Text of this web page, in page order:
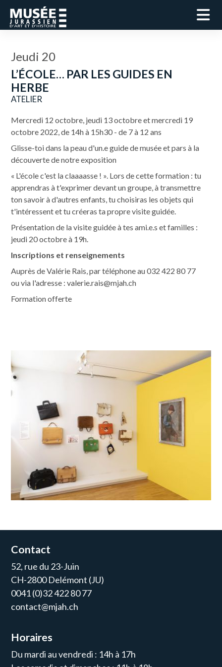
Jeudi 20
L’ÉCOLE… PAR LES GUIDES EN
HERBE
ATELIER
Mercredi 12 octobre, jeudi 13 octobre et mercredi 19
octobre 2022, de 14h à 15h30 - de 7 à 12 ans
Glisse-toi dans la peau d'un.e guide de musée et pars à la
découverte de notre exposition
« L'école c'est la claaaasse ! ». Lors de cette formation : tu
apprendras à t'exprimer devant un groupe, à transmettre
ton savoir à d'autres enfants, tu choisiras les objets qui
t'intéressent et tu créeras ta propre visite guidée.
Présentation de la visite guidée à tes ami.e.s et familles :
jeudi 20 octobre à 19h.
Inscriptions et renseignements
Auprès de Valérie Rais, par téléphone au 032 422 80 77
ou via l'adresse : valerie.rais@mjah.ch
Formation offerte
Contact
52, rue du 23-Juin
CH-2800 Delémont (JU)
0041 (0)32 422 80 77
contact@mjah.ch
Horaires
Du mardi au vendredi : 14h à 17h